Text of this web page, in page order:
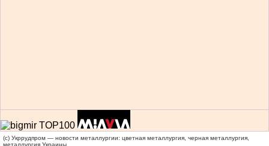
(c) Укррудпром — новости металлургии: цветная металлургия, черная металлургия,